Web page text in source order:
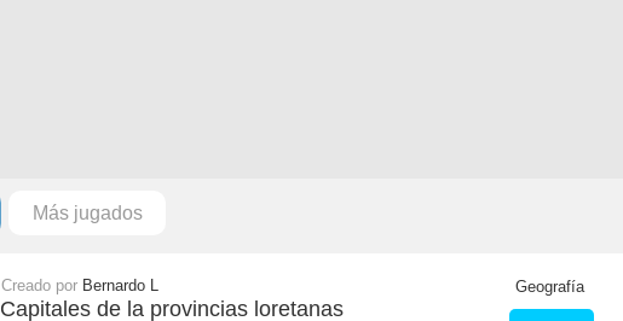
Más jugados
Creado por Bernardo L
Capitales de la provincias loretanas
Geografía